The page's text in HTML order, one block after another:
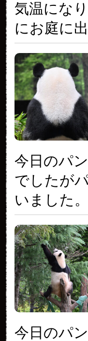
気温にな
にお庭に
今日のパ
でしたが
いました。
今日のパ